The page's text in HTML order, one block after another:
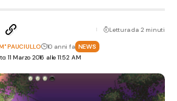
11 Marzo 2016 alle 11:52 AM
PAUCIULLO 10 anni fa NEWS
Lettura da 2 minuti